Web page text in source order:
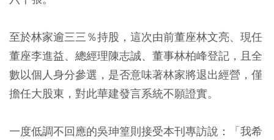
至於林家逾三三％持股，這次由前董座林文亮、現任
董座李進益、總經理陳志誠、董事林柏峰登記，且全
數以個人身分參選，是否意味著林家將退出經營，僅
擔任大股東，對此華建發言系統不願證實。
一度低調不回應的吳珅篁則接受本刊專訪說：「我希